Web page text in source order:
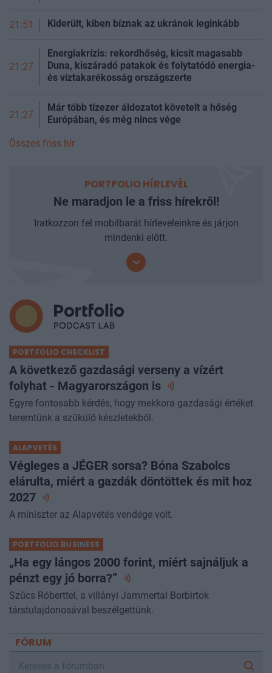
21:51 Kiderült, kiben bíznak az ukránok leginkább
21:27
Energiakrízis: rekordhőség, kicsit magasabb
Duna, kiszáradó patakok és folytatódó energia-
és víztakarékosság országszerte
21:27
Már több tízezer áldozatot követelt a hőség
Európában, és még nincs vége
Összes friss hír
PORTFOLIO HÍRLEVÉL
Ne maradjon le a friss hírekről!
Iratkozzon fel mobilbarát hírleveleinkre és járjon
mindenki előtt.
PORTFOLIO CHECKLIST
A következő gazdasági verseny a vízért
folyhat - Magyarországon is
Egyre fontosabb kérdés, hogy mekkora gazdasági értéket
teremtünk a szűkülő készletekből.
ALAPVETÉS
Végleges a JÉGER sorsa? Bóna Szabolcs
elárulta, miért a gazdák döntöttek és mit hoz
2027
A miniszter az Alapvetés vendége volt.
PORTFOLIO BUSINESS
„Ha egy lángos 2000 forint, miért sajnáljuk a
pénzt egy jó borra?”
Szűcs Róberttel, a villányi Jammertal Borbirtok
társtulajdonosával beszélgettünk.
FÓRUM